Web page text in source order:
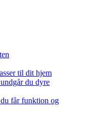
til dit hjem
du dyre
får funktion og